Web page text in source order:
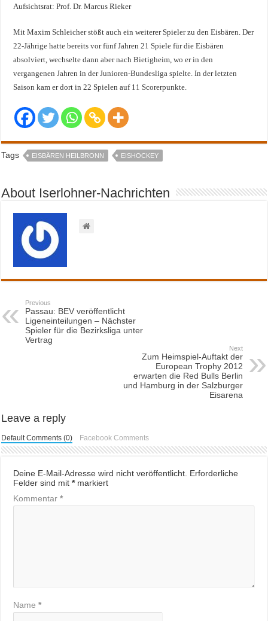
Aufsichtsrat: Prof. Dr. Marcus Rieker
Mit Maxim Schleicher stößt auch ein weiterer Spieler zu den Eisbären. Der
22-Jährige hatte bereits vor fünf Jahren 21 Spiele für die Eisbären
absolviert, wechselte dann aber nach Bietigheim, wo er in den
vergangenen Jahren in der Junioren-Bundesliga spielte. In der letzten
Saison kam er dort in 22 Spielen auf 11 Scorerpunkte.
Tags EISBÄREN HEILBRONN EISHOCKEY
About Iserlohner-Nachrichten
Previous
Passau: BEV veröffentlicht
Ligeneinteilungen – Nächster
Spieler für die Bezirksliga unter
Vertrag
Next
Zum Heimspiel-Auftakt der
European Trophy 2012
erwarten die Red Bulls Berlin
und Hamburg in der Salzburger
Eisarena
Leave a reply
Default Comments (0) Facebook Comments
Deine E-Mail-Adresse wird nicht veröffentlicht. Erforderliche
Felder sind mit*markiert
Kommentar*
Name*